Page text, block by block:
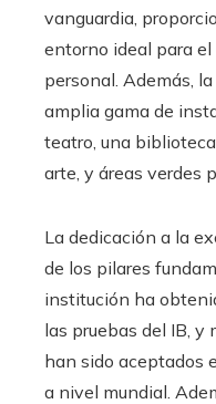
vanguardia,
entorno ideal para
personal. Además,
amplia gama de
teatro, una
arte, y áreas verdes
La dedicación a la
de los pilares
institución ha
las pruebas del IB, y
han sido aceptados
a nivel mundial.